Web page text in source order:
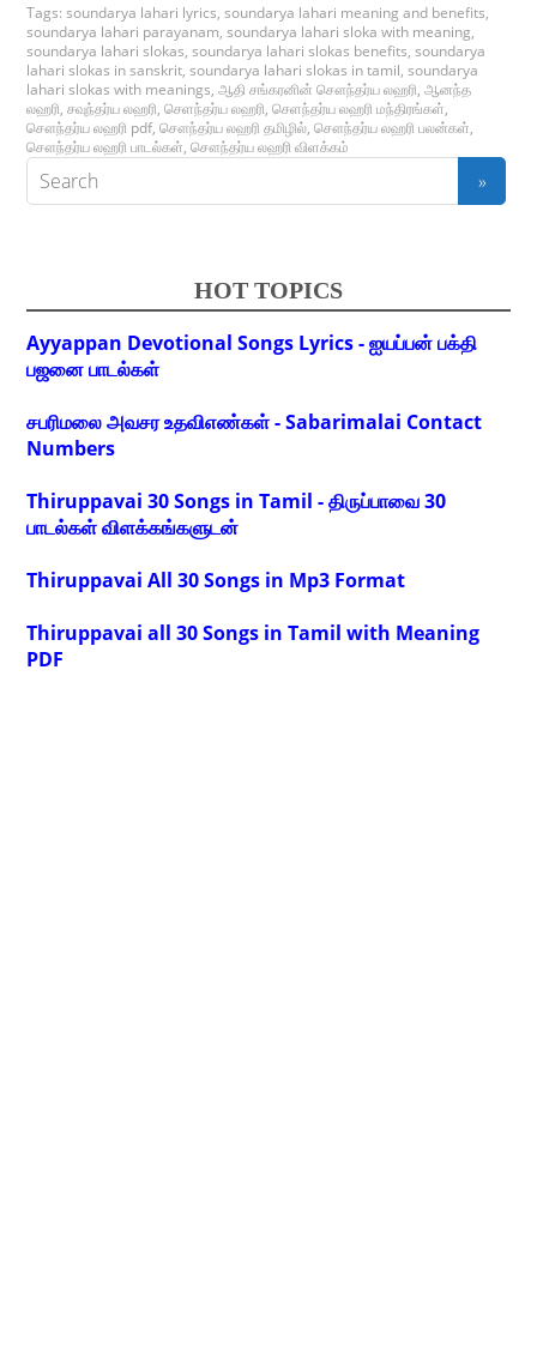
Tags:soundarya lahari lyrics,soundarya lahari meaning and benefits,
soundarya lahari parayanam,soundarya lahari sloka with meaning,
soundarya lahari slokas,soundarya lahari slokas benefits,soundarya
lahari slokas in sanskrit,soundarya lahari slokas in tamil,soundarya
lahari slokas with meanings,ஆதி சங்கரனின் சௌந்தர்ய லஹரி,ஆனந்த
லஹரி,சவுந்தர்ய லஹரி,செளந்தர்ய லஹரி,செளந்தர்ய லஹரி மந்திரங்கள்,
சௌந்தர்ய லஹரி pdf,சௌந்தர்ய லஹரி தமிழில்,சௌந்தர்ய லஹரி பலன்கள்,
சௌந்தர்ய லஹரி பாடல்கள்,சௌந்தர்ய லஹரி விளக்கம்
HOT TOPICS
Ayyappan Devotional Songs Lyrics - ஐயப்பன் பக்தி
பஜனை பாடல்கள்
சபரிமலை அவசர உதவிஎண்கள் - Sabarimalai Contact
Numbers
Thiruppavai 30 Songs in Tamil - திருப்பாவை 30
பாடல்கள் விளக்கங்களுடன்
Thiruppavai All 30 Songs in Mp3 Format
Thiruppavai all 30 Songs in Tamil with Meaning
PDF